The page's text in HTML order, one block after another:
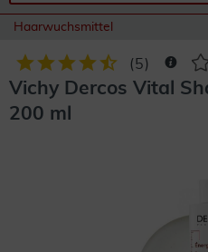
Haarwuchsmittel
(5)
Vichy Dercos Vital
200 ml